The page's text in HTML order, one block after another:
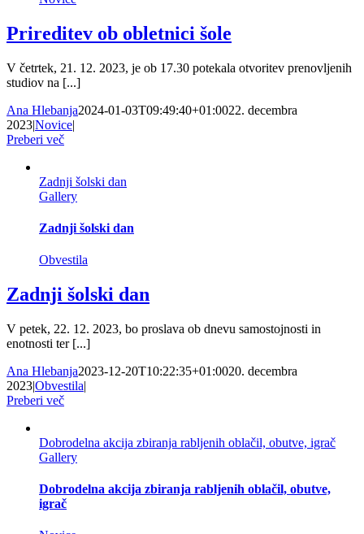
Prireditev ob obletnici šole
V četrtek, 21. 12. 2023, je ob 17.30 potekala otvoritev prenovljenih
studiov na [...]
Ana Hlebanja2024-01-03T09:49:40+01:0022. decembra
2023|Novice|
Preberi več
Zadnji šolski dan
Gallery
Zadnji šolski dan
Obvestila
Zadnji šolski dan
V petek, 22. 12. 2023, bo proslava ob dnevu samostojnosti in
enotnosti ter [...]
Ana Hlebanja2023-12-20T10:22:35+01:0020. decembra
2023|Obvestila|
Preberi več
Dobrodelna akcija zbiranja rabljenih oblačil, obutve, igrač
Gallery
Dobrodelna akcija zbiranja rabljenih oblačil, obutve,
igrač